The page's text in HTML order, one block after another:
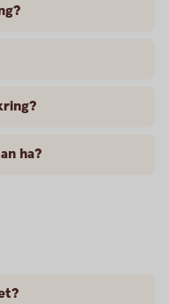
ha?